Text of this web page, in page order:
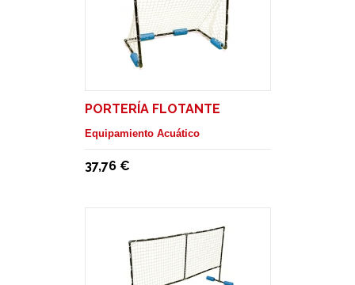
PORTERÍA FLOTANTE
Equipamiento Acuático
37,76 €